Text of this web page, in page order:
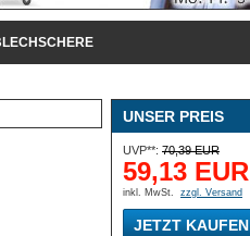
UNSER PREIS
UVP**: 70,39 EUR
59,13 EUR
inkl. MwSt. zzgl. Versand
JETZT KAUFEN